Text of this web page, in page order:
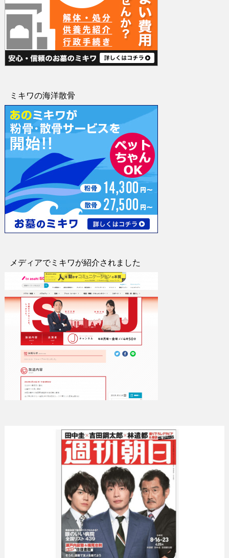
ミキワの海洋散骨
メディアでミキワが紹介されました